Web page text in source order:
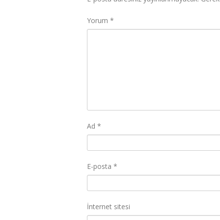
Yorum *
Ad *
E-posta *
İnternet sitesi